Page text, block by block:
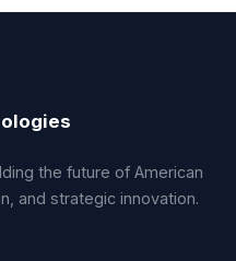
the future of American
and strategic innovation.